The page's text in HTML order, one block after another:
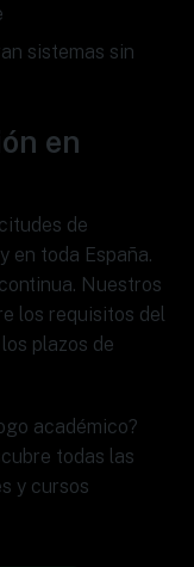
sistemas sin
en
de
en toda España.
Nuestros
los requisitos del
plazos de
académico?
todas las
y cursos